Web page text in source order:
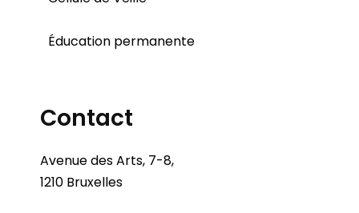
Éducation permanente
Contact
Avenue des Arts, 7-8,
1210 Bruxelles